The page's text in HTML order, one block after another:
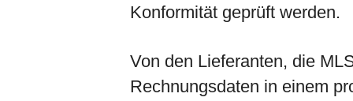
Konformität geprüft werden.
Von den Lieferanten, die
Rechnungsdaten in einem